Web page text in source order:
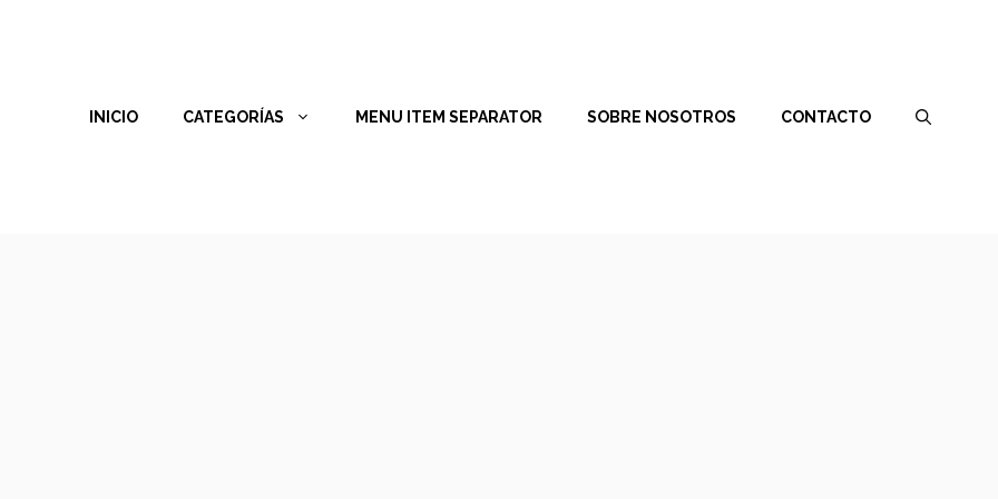
INICIO CATEGORÍAS MENU ITEM SEPARATOR SOBRE NOSOTROS CONTACTO